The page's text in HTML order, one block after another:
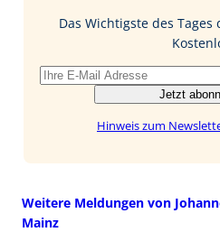
I
Das Wichtigste des
Jetzt
Hinweis zum
Weitere Meldungen von
Mainz